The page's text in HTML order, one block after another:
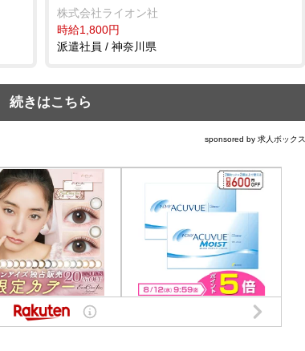
株式会社ライオン社
時給1,800円
派遣社員 / 神奈川県
続きはこちら
sponsored by 求人ボックス